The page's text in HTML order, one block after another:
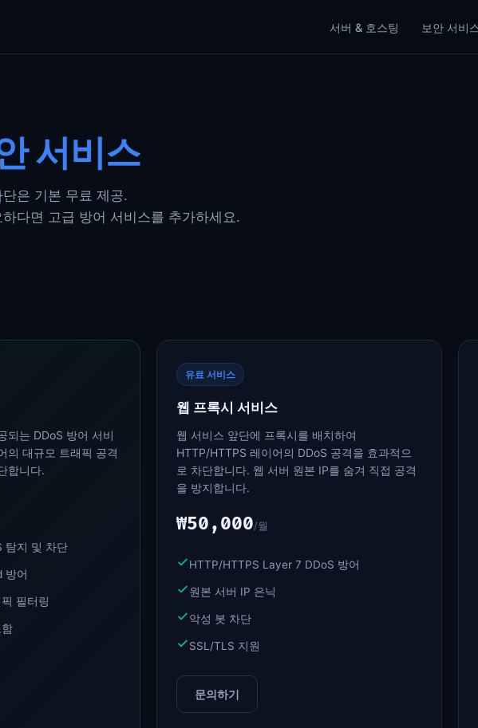
서버 & 호스팅 보안 서비
서비스
은 기본 무료 제공.
다면 고급 방어 서비스를 추가하세요.
되는 DDoS 방어 서비
의 대규모 트래픽 공격
합니다.
탐지 및 차단
방어
필터링
유료 서비스
웹 프록시 서비스
웹 서비스 앞단에 프록시를 배치하여
HTTP/HTTPS 레이어의 DDoS 공격을 효과적으
로 차단합니다. 웹 서버 원본 IP를 숨겨 직접 공격
을 방지합니다.
₩50,000/월
HTTP/HTTPS Layer 7 DDoS 방어
원본 서버 IP 은닉
악성 봇 차단
SSL/TLS 지원
문의하기